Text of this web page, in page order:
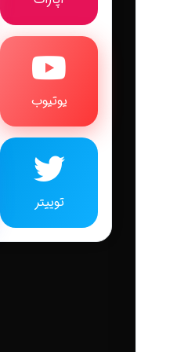
یوتیوب
توییتر